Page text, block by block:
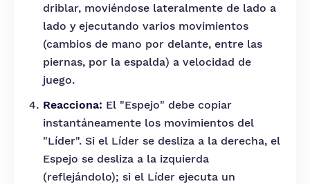
driblar, moviéndose lateralmente de lado a
lado y ejecutando varios movimientos
(cambios de mano por delante, entre las
piernas, por la espalda) a velocidad de
juego.
Reacciona: El "Espejo" debe copiar
instantáneamente los movimientos del
"Líder". Si el Líder se desliza a la derecha, el
Espejo se desliza a la izquierda
(reflejándolo); si el Líder ejecuta un